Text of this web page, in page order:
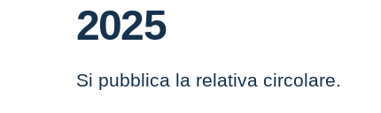
2025
Si pubblica la relativa circolare.